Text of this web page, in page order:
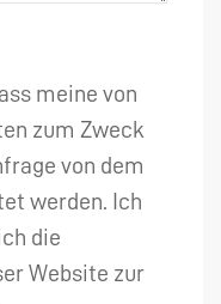
meine von
zum Zweck
von dem
werden. Ich
die
Website zur